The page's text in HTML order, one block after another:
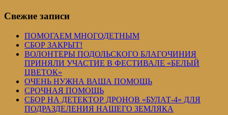
Свежие записи
ПОМОГАЕМ МНОГОДЕТНЫМ
СБОР ЗАКРЫТ!
ВОЛОНТЕРЫ ПОДОЛЬСКОГО БЛАГОЧИНИЯ
ПРИНЯЛИ УЧАСТИЕ В ФЕСТИВАЛЕ «БЕЛЫЙ
ЦВЕТОК»
ОЧЕНЬ НУЖНА ВАША ПОМОЩЬ
СРОЧНАЯ ПОМОЩЬ
СБОР НА ДЕТЕКТОР ДРОНОВ «БУЛАТ-4» ДЛЯ
ПОДРАЗДЕЛЕНИЯ НАШЕГО ЗЕМЛЯКА